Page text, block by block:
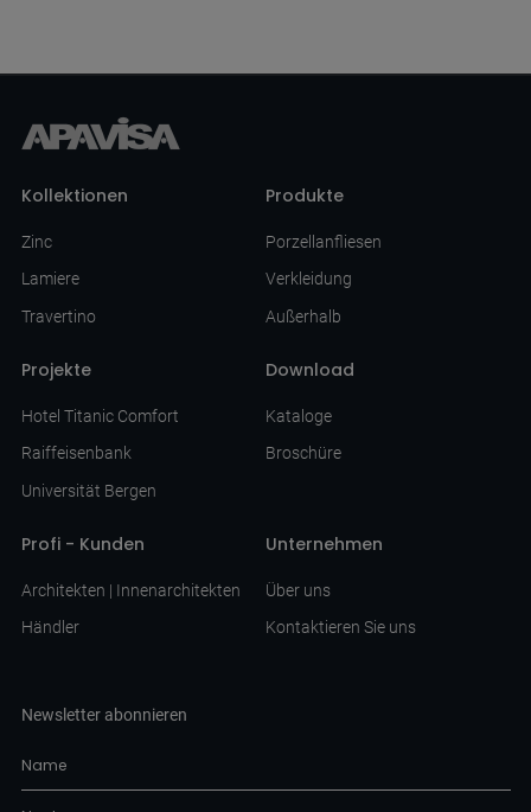
Kollektionen
Zinc
Lamiere
Travertino
Produkte
Porzellanfliesen
Verkleidung
Außerhalb
Projekte
Hotel Titanic Comfort
Raiffeisenbank
Universität Bergen
Download
Kataloge
Broschüre
Profi - Kunden
Architekten | Innenarchitekten
Händler
Unternehmen
Über uns
Kontaktieren Sie uns
Newsletter abonnieren